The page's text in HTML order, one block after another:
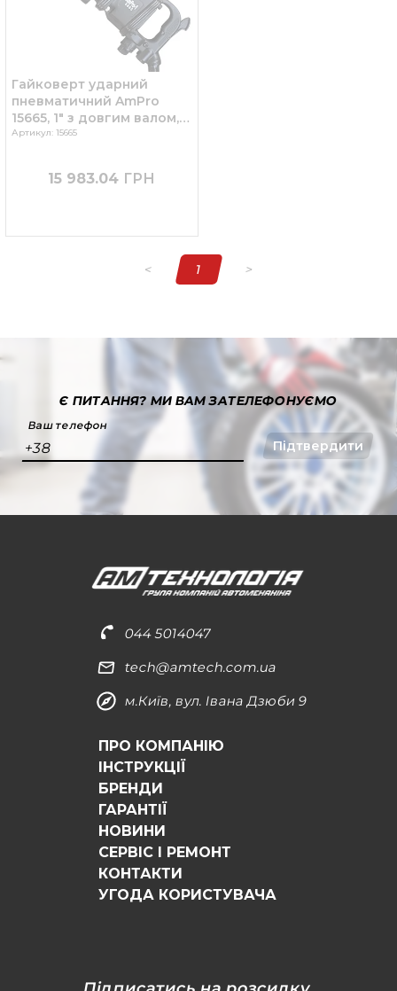
Гайковерт ударний
пневматичний AmPro
15665, 1" з довгим валом,
вантажний, 2600 Нм
Артикул: 15665
15 983.04 ГРН
< 1 >
Є ПИТАННЯ?МИ ВАМ ЗАТЕЛЕФОНУЄМО
Ваш телефон
+38 Підтвердити
044 5014047
tech@amtech.com.ua
м.Київ, вул. Івана Дзюби 9
ПРО КОМПАНІЮ
ІНСТРУКЦІЇ
БРЕНДИ
ГАРАНТІЇ
НОВИНИ
СЕРВІС І РЕМОНТ
КОНТАКТИ
УГОДА КОРИСТУВАЧА